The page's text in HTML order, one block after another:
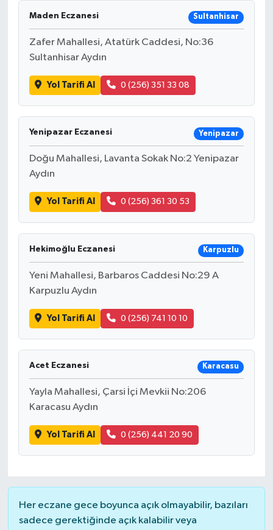
Maden Eczanesi Sultanhisar
Zafer Mahallesi, Atatürk Caddesi, No:36
Sultanhisar Aydın
Yol Tarifi Al 0 (256) 351 33 08
Yenipazar Eczanesi Yenipazar
Doğu Mahallesi, Lavanta Sokak No:2 Yenipazar
Aydın
Yol Tarifi Al 0 (256) 361 30 53
Hekimoğlu Eczanesi Karpuzlu
Yeni Mahallesi, Barbaros Caddesi No:29 A
Karpuzlu Aydın
Yol Tarifi Al 0 (256) 741 10 10
Acet Eczanesi Karacasu
Yayla Mahallesi, Çarsi İçi Mevkii No:206
Karacasu Aydın
Yol Tarifi Al 0 (256) 441 20 90
Her eczane gece boyunca açık olmayabilir, bazıları
sadece gerektiğinde açık kalabilir veya